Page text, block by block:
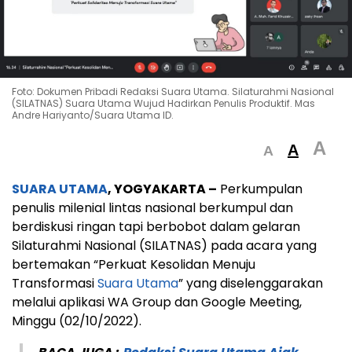
Foto: Dokumen Pribadi Redaksi Suara Utama. Silaturahmi Nasional
(SILATNAS) Suara Utama Wujud Hadirkan Penulis Produktif. Mas
Andre Hariyanto/Suara Utama ID.
A A A
SUARA UTAMA, YOGYAKARTA – Perkumpulan
penulis milenial lintas nasional berkumpul dan
berdiskusi ringan tapi berbobot dalam gelaran
Silaturahmi Nasional (SILATNAS) pada acara yang
bertemakan “Perkuat Kesolidan Menuju
TransformasiSuara Utama” yang diselenggarakan
melalui aplikasi WA Group dan Google Meeting,
Minggu (02/10/2022).